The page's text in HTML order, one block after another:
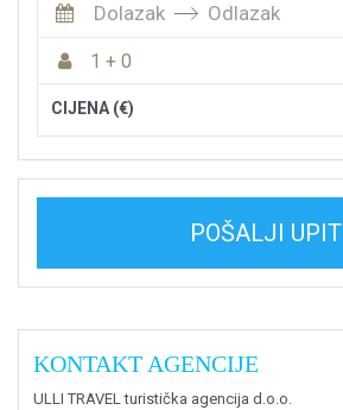
Dolazak Odlazak
1 + 0
CIJENA (€)
POŠALJI UPIT
KONTAKT AGENCIJE
ULLI TRAVEL turistička agencija d.o.o.